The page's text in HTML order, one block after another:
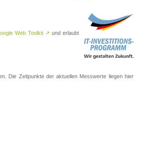
Web Toolkit ↗ und erlaubt
Die Zeitpunkte der aktuellen Messwerte liegen hier